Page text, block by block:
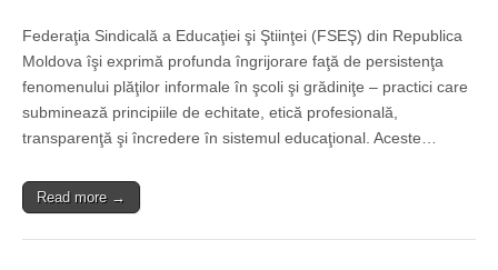
Federaţia Sindicală a Educaţiei şi Ştiinţei (FSEŞ) din Republica
Moldova îşi exprimă profunda îngrijorare faţă de persistenţa
fenomenului plăţilor informale în şcoli şi grădiniţe – practici care
subminează principiile de echitate, etică profesională,
transparenţă şi încredere în sistemul educaţional. Aceste…
Read more →